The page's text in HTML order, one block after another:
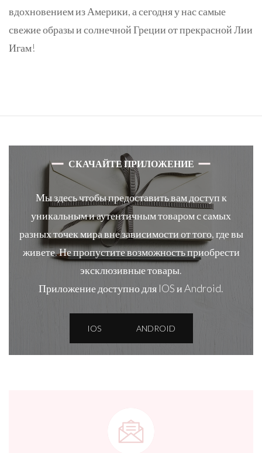
вдохновением из Америки, а сегодня у нас самые
свежие образы и солнечной Греции от прекрасной Лии
Игам!
СКАЧАЙТЕ ПРИЛОЖЕНИЕ
Мы здесь чтобы предоставить вам доступ к
уникальным и аутентичным товаром с самых
разных точек мира вне зависимости от того, где вы
живете. Не пропустите возможность приобрести
эксклюзивные товары.
Приложение доступно для IOS и Android.
IOS ANDROID